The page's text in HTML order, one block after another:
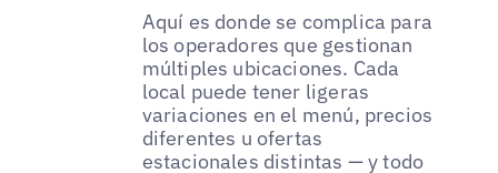
Aquí es donde se complica para
los operadores que gestionan
múltiples ubicaciones. Cada
local puede tener ligeras
variaciones en el menú, precios
diferentes u ofertas
estacionales distintas — y todo